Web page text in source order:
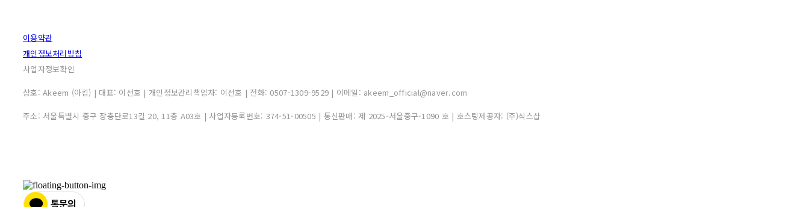
이용약관
개인정보처리방침
사업자정보확인
상호: Akeem (아킴) | 대표: 이선호 | 개인정보관리책임자: 이선호 | 전화: 0507-1309-9529 | 이메일: akeem_official@naver.com
주소: 서울특별시 중구 장충단로13길 20, 11층 A03호 | 사업자등록번호: 374-51-00505 | 통신판매: 제 2025-서울중구-1090 호 | 호스팅제공자: (주)식스샵